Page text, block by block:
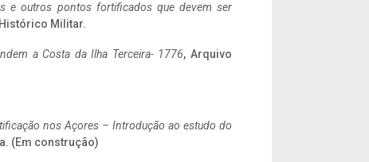
e outros pontos fortificados que devem ser
Militar.
a Costa da Ilha Terceira- 1776, Arquivo
nos Açores – Introdução ao estudo do
(Em construção)